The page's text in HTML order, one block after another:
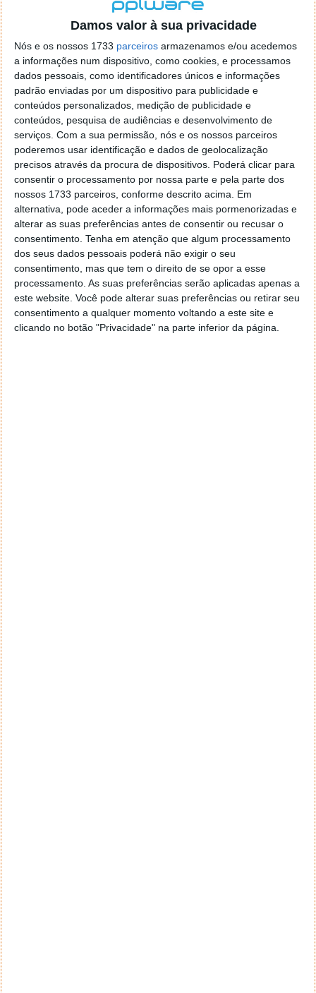
Damos valor à sua privacidade
Nós e os nossos 1733 parceiros armazenamos e/ou acedemos
a informações num dispositivo, como cookies, e processamos
dados pessoais, como identificadores únicos e informações
padrão enviadas por um dispositivo para publicidade e
conteúdos personalizados, medição de publicidade e
conteúdos, pesquisa de audiências e desenvolvimento de
serviços. Com a sua permissão, nós e os nossos parceiros
poderemos usar identificação e dados de geolocalização
precisos através da procura de dispositivos. Poderá clicar para
consentir o processamento por nossa parte e pela parte dos
nossos 1733 parceiros, conforme descrito acima. Em
alternativa, pode aceder a informações mais pormenorizadas e
alterar as suas preferências antes de consentir ou recusar o
consentimento. Tenha em atenção que algum processamento
dos seus dados pessoais poderá não exigir o seu
consentimento, mas que tem o direito de se opor a esse
processamento. As suas preferências serão aplicadas apenas a
este website. Você pode alterar suas preferências ou retirar seu
consentimento a qualquer momento voltando a este site e
clicando no botão "Privacidade" na parte inferior da página.
Durante algumas horas, quem procurou alguns dos
estádios mais emblemáticos do futebol espanhol no
Google Maps encontrou algo inesperado: os nomes
oficiais tinham desaparecido e deram lugar a
designações irónicas, provocatórias e carregadas de
referências ao universo futebolístico.
Google I/O: Gemini e inteligência